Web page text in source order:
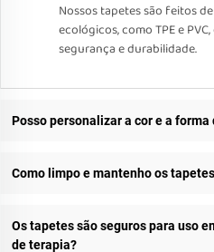
Nossos tapetes são feitos
ecológicos, como TPE e
segurança e durabilidade.
Posso personalizar a cor e a forma
Como limpo e mantenho os
Os tapetes são seguros para uso
de terapia?